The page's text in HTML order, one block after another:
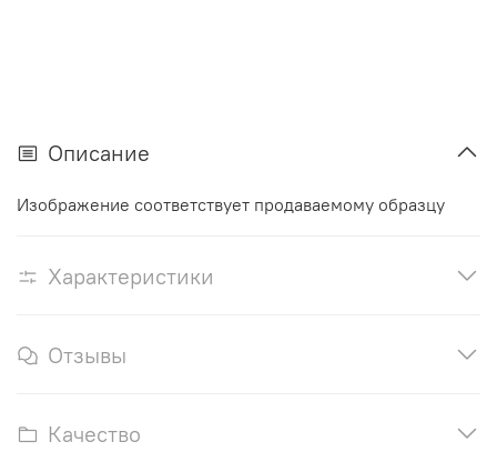
Описание
Изображение соответствует продаваемому образцу
Характеристики
Отзывы
Качество